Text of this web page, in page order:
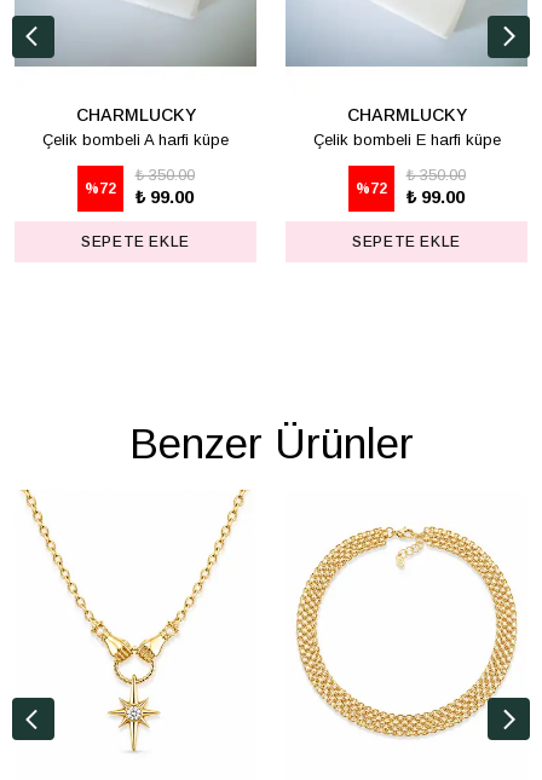
CHARMLUCKY
Çelik bombeli A harfi küpe
%72
₺ 350.00
₺ 99.00
SEPETE EKLE
CHARMLUCKY
Çelik bombeli E harfi küpe
%72
₺ 350.00
₺ 99.00
SEPETE EKLE
Benzer Ürünler